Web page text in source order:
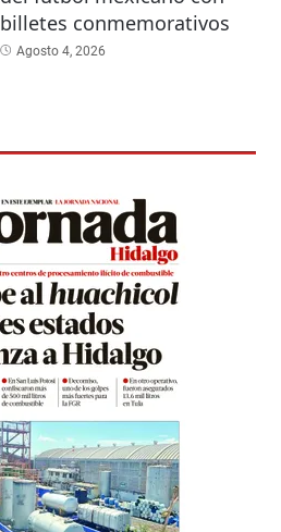
billetes conmemorativos
Agosto 4, 2026